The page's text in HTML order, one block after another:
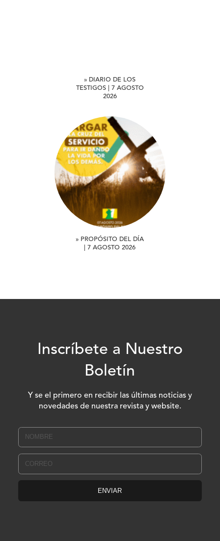
» DIARIO DE LOS
TESTIGOS | 7 AGOSTO
2026
» PROPÓSITO DEL DÍA
| 7 AGOSTO 2026
Inscríbete a Nuestro
Boletín
Y se el primero en recibir las últimas noticias y
novedades de nuestra revista y website.